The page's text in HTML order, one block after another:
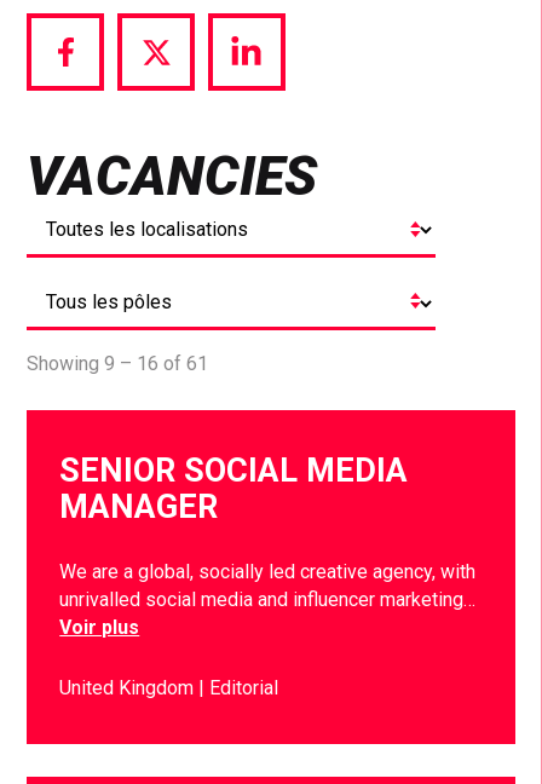
Share
via
Share
via
Share
via
VACANCIES
Showing 9 – 16 of 61
SENIOR SOCIAL MEDIA
MANAGER
We are a global, socially led creative agency, with
unrivalled social media and influencer marketing…
Voir plus
United Kingdom Editorial